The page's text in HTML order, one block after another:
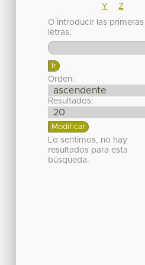
Y
Z
O introducir las primeras
letras:
Orden:
Resultados:
Lo sentimos, no hay
resultados para esta
búsqueda.